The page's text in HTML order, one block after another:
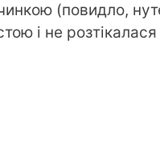
(повидло,
і не розтікалася